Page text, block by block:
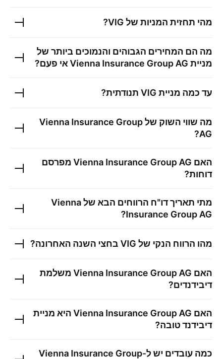
מהי תחזית המניות של VIG
?
מה הם המחירים הגבוהים והנמוכים ביותר של
מניית Vienna Insurance Group AGאי פעם?
עד כמה מניית VIG תנודתית?
מה שווי השוק שלVienna Insurance Group
AG
?
האם Vienna Insurance Group AG מפרסם
דוחות?
מתי תאריך דו"ח הרווחים הבא שלVienna
Insurance Group AG
?
מהו הרווח הנקי של VIG בחצי השנה האחרונה?
האם Vienna Insurance Group AG משלמת
דיבידנדים?
האם Vienna Insurance Group AG היא מניית
דיבידנד טובה?
כמה עובדים יש ל-Vienna Insurance Group